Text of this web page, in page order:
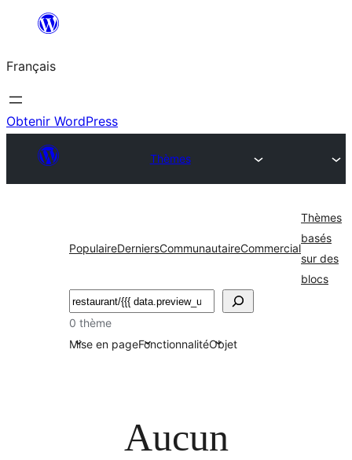
contenu
Français
Obtenir WordPress
Thèmes
PopulaireDerniersCommunautaireCommercial
Thèmes
basés
sur des
blocs
Rechercher
0 thème
Mise en pageFonctionnalitéObjet
Aucun